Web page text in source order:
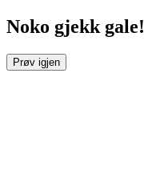
Noko gjekk gale!
Prøv igjen